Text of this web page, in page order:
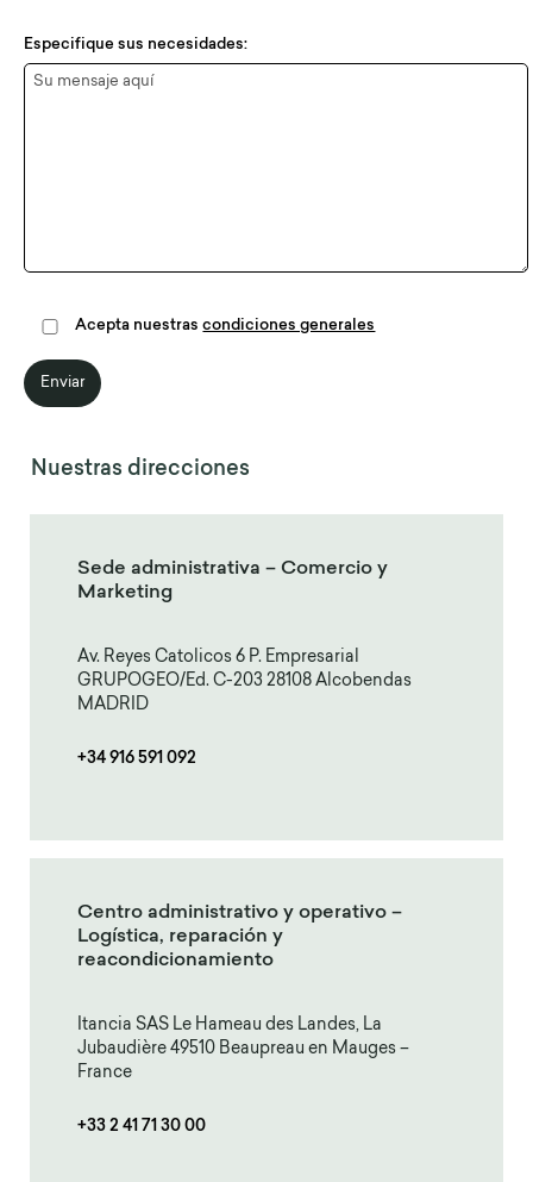
Especifique sus necesidades:
Acepta nuestrascondiciones generales
Nuestras direcciones
Sede administrativa – Comercio y
Marketing
Av. Reyes Catolicos 6 P. Empresarial
GRUPOGEO/Ed. C-203 28108 Alcobendas
MADRID
+34 916 591 092
Centro administrativo y operativo –
Logística, reparación y
reacondicionamiento
Itancia SAS Le Hameau des Landes, La
Jubaudière 49510 Beaupreau en Mauges –
France
+33 2 41 71 30 00